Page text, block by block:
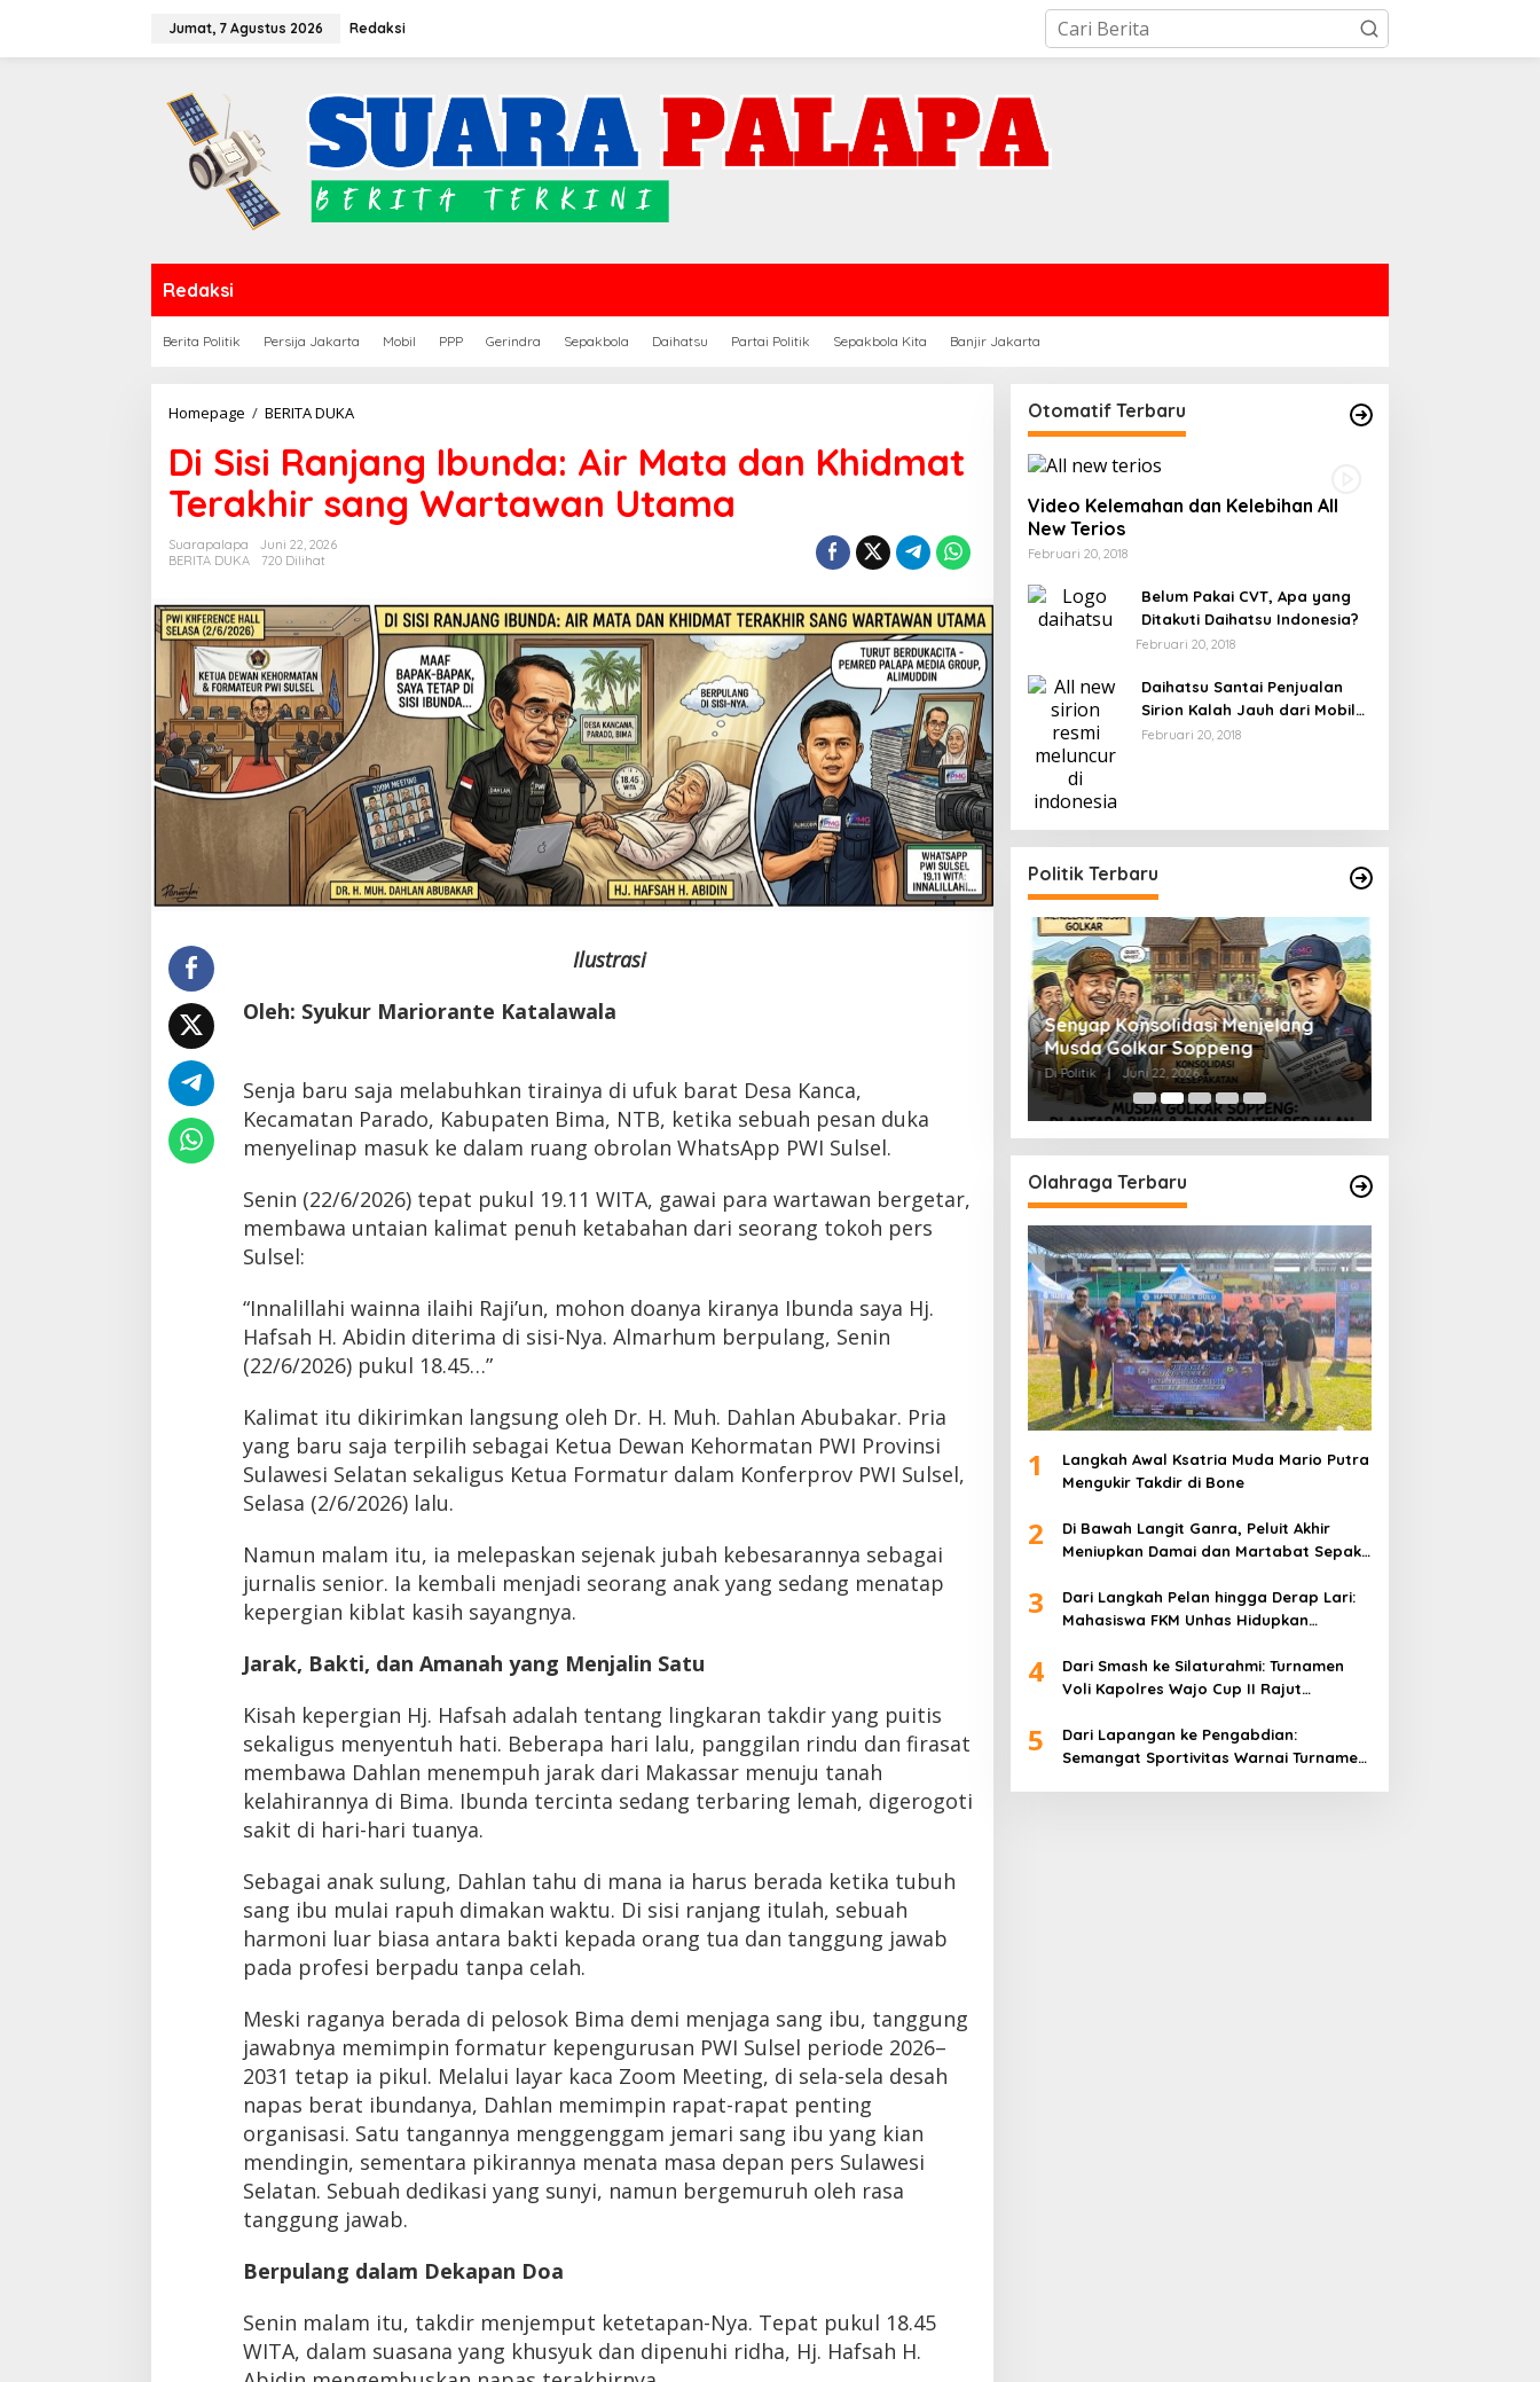
konten
Jumat, 7 Agustus 2026 Redaksi
Redaksi
Berita Politik Persija Jakarta Mobil PPP Gerindra Sepakbola Daihatsu Partai Politik Sepakbola Kita Banjir Jakarta
Homepage / BERITA DUKADi
Ranjang
Ibunda:
Air
sang
Wartawan
Utama
Di Sisi Ranjang Ibunda: Air Mata dan Khidmat
Terakhir sang Wartawan Utama
Suarapalapa
Juni 22, 2026
BERITA DUKA
720 Dilihat
Ilustrasi
Oleh: Syukur Mariorante Katalawala
Senja baru saja melabuhkan tirainya di ufuk barat Desa Kanca,
Kecamatan Parado, Kabupaten Bima, NTB, ketika sebuah pesan duka
menyelinap masuk ke dalam ruang obrolan WhatsApp PWI Sulsel.
Senin (22/6/2026) tepat pukul 19.11 WITA, gawai para wartawan bergetar,
membawa untaian kalimat penuh ketabahan dari seorang tokoh pers
Sulsel:
“Innalillahi wainna ilaihi Raji’un, mohon doanya kiranya Ibunda saya Hj.
Hafsah H. Abidin diterima di sisi-Nya. Almarhum berpulang, Senin
(22/6/2026) pukul 18.45…”
Kalimat itu dikirimkan langsung oleh Dr. H. Muh. Dahlan Abubakar. Pria
yang baru saja terpilih sebagai Ketua Dewan Kehormatan PWI Provinsi
Sulawesi Selatan sekaligus Ketua Formatur dalam Konferprov PWI Sulsel,
Selasa (2/6/2026) lalu.
Namun malam itu, ia melepaskan sejenak jubah kebesarannya sebagai
jurnalis senior. Ia kembali menjadi seorang anak yang sedang menatap
kepergian kiblat kasih sayangnya.
Jarak, Bakti, dan Amanah yang Menjalin Satu
Kisah kepergian Hj. Hafsah adalah tentang lingkaran takdir yang puitis
sekaligus menyentuh hati. Beberapa hari lalu, panggilan rindu dan firasat
membawa Dahlan menempuh jarak dari Makassar menuju tanah
kelahirannya di Bima. Ibunda tercinta sedang terbaring lemah, digerogoti
sakit di hari-hari tuanya.
Sebagai anak sulung, Dahlan tahu di mana ia harus berada ketika tubuh
sang ibu mulai rapuh dimakan waktu. Di sisi ranjang itulah, sebuah
harmoni luar biasa antara bakti kepada orang tua dan tanggung jawab
pada profesi berpadu tanpa celah.
Meski raganya berada di pelosok Bima demi menjaga sang ibu, tanggung
jawabnya memimpin formatur kepengurusan PWI Sulsel periode 2026–
2031 tetap ia pikul. Melalui layar kaca Zoom Meeting, di sela-sela desah
napas berat ibundanya, Dahlan memimpin rapat-rapat penting
organisasi. Satu tangannya menggenggam jemari sang ibu yang kian
mendingin, sementara pikirannya menata masa depan pers Sulawesi
Selatan. Sebuah dedikasi yang sunyi, namun bergemuruh oleh rasa
tanggung jawab.
Berpulang dalam Dekapan Doa
Senin malam itu, takdir menjemput ketetapan-Nya. Tepat pukul 18.45
WITA, dalam suasana yang khusyuk dan dipenuhi ridha, Hj. Hafsah H.
Otomatif Terbaru
Video Kelemahan dan Kelebihan All
New Terios
Februari 20, 2018
Belum Pakai CVT, Apa yang
Ditakuti Daihatsu Indonesia?
Februari 20, 2018
Daihatsu Santai Penjualan
Sirion Kalah Jauh dari Mobil
LCGC
Februari 20, 2018
Politik Terbaru
Senyap Konsolidasi Menjelang
Musda Golkar Soppeng
Di Politik | Juni 22, 2026
Olahraga Terbaru
1
Langkah Awal Ksatria Muda Mario Putra
Mengukir Takdir di Bone
2
Di Bawah Langit Ganra, Peluit Akhir
Meniupkan Damai dan Martabat Sepak
3
Dari Langkah Pelan hingga Derap Lari:
Mahasiswa FKM Unhas Hidupkan
4
Dari Smash ke Silaturahmi: Turnamen
Voli Kapolres Wajo Cup II Rajut
80
5
Dari Lapangan ke Pengabdian:
Semangat Sportivitas Warnai Turnamen